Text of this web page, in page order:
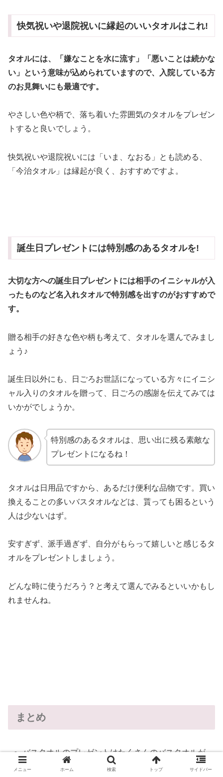
快気祝いや退院祝いに縁起のいいタオルはこれ!
タオルには、「嫌なことを水に流す」「悪いことは続かな
い」という意味が込められていますので、入院している方
のお見舞いにも最適です。
やさしい色や柄で、落ち着いた雰囲気のタオルをプレゼン
トすると良いでしょう。
快気祝いや退院祝いには「いま、なおる」とも読める、
「今治タオル」は縁起が良く、おすすめですよ。
誕生日プレゼントには特別感のあるタオルを!
大切な方への誕生日プレゼントには相手のイニシャルが入
ったものなど名入れタオルで特別感を出すのがおすすめで
す。
贈る相手の好きな色や柄も考えて、タオルを選んでみまし
ょう♪
誕生日以外にも、日ごろお世話になっている方々にイニシ
ャル入りのタオルを贈って、日ごろの感謝を伝えてみては
いかがでしょうか。
特別感のあるタオルは、思い出に残る素敵な
プレゼントになるね！
タオルは日用品ですから、あるだけ便利な品物です。買い
換えることの多いバスタオルなどは、貰っても困るという
人は少ないはず。
安すぎず、派手過ぎず、自分がもらって嬉しいと感じるタ
オルをプレゼントしましょう。
どんな時に使うだろう？と考えて選んでみるといいかもし
れませんね。
まとめ
バスタオルのプレゼントはたくさんのバスタオルが
あるという理由や、自宅で使うバスタオルは同じも
メニュー ホーム 検索 トップ サイドバー